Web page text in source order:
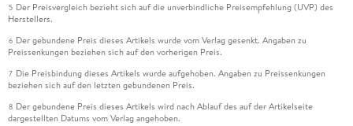
5 Der Preisvergleich bezieht sich auf die unverbindliche Preisempfehlung (UVP) des
Herstellers.
6 Der gebundene Preis dieses Artikels wurde vom Verlag gesenkt. Angaben zu
Preissenkungen beziehen sich auf den vorherigen Preis.
7 Die Preisbindung dieses Artikels wurde aufgehoben. Angaben zu Preissenkungen
beziehen sich auf den letzten gebundenen Preis.
8 Der gebundene Preis dieses Artikels wird nach Ablauf des auf der Artikelseite
dargestellten Datums vom Verlag angehoben.